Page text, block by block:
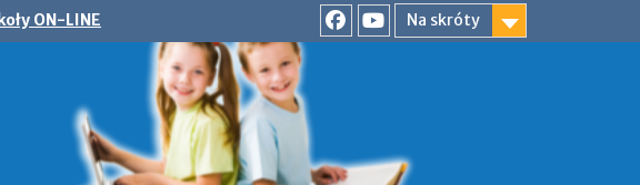
ON-LINE
Na skróty
FacebookYouTube